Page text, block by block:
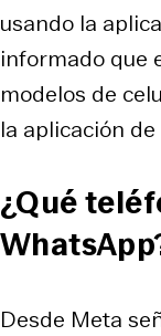
usando la
informado que
modelos de
la aplicación
¿Qué
Desde Meta